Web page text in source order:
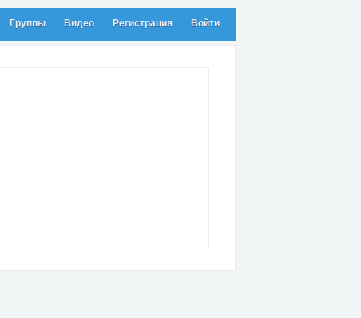
Группы Видео Регистрация Войти